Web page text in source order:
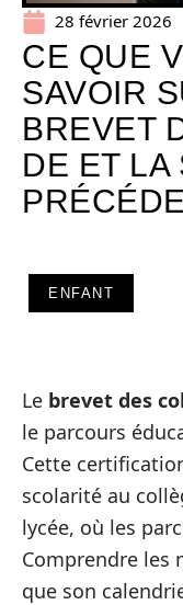
28 février 2026
CE QUE
SAVOIR
BREVET
DE ET LA
ENFANT
Le brevet des
le parcours
Cette
scolarité au
lycée, où les
Comprendre les
que son